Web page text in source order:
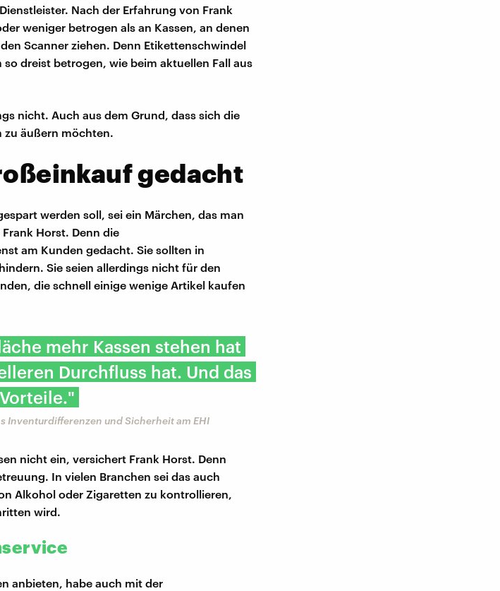
Nach der Erfahrung von Frank
weniger betrogen als an Kassen, an denen
Scanner ziehen. Denn Etikettenschwindel
dreist betrogen, wie beim aktuellen Fall aus
nicht. Auch aus dem Grund, dass sich die
äußern möchten.
gedacht
werden soll, sei ein Märchen, das man
Horst. Denn die
am Kunden gedacht. Sie sollten in
Sie seien allerdings nicht für den
die schnell einige wenige Artikel kaufen
mehr Kassen stehen hat
Durchfluss hat. Und das
Inventurdifferenzen und Sicherheit am EHI
nicht ein, versichert Frank Horst. Denn
In vielen Branchen sei das auch
Alkohol oder Zigaretten zu kontrollieren,
wird.
anbieten, habe auch mit der